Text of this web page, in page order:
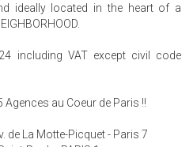
ideally located in the heart of a
including VAT except civil code
Agences au Coeur de Paris !!
de La Motte-Picquet - Paris 7